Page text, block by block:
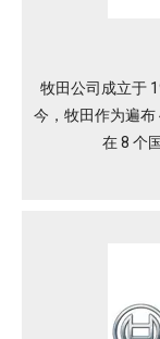
牧田公司成立于
今，牧田作为遍布
在 8 个